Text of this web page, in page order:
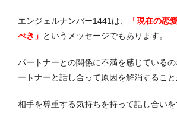
エンジェルナンバー1441は、
「現在の恋
べき」 というメッセージでもあります。
パートナーとの関係に不満を感じている
ートナーと話し合って原因を解消すること
相手を尊重する気持ちを持って話し合い